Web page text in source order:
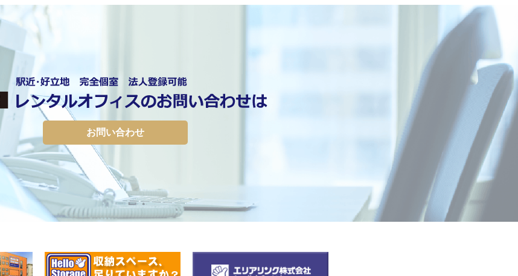
お問い合わせ